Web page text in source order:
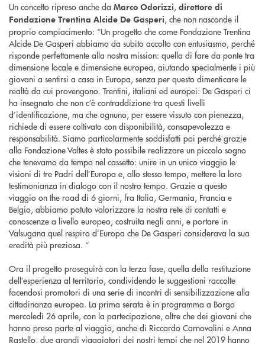
Un concetto ripreso anche da Marco Odorizzi, direttore di
Fondazione Trentina Alcide De Gasperi, che non nasconde il
proprio compiacimento: “Un progetto che come Fondazione Trentina
Alcide De Gasperi abbiamo da subito accolto con entusiasmo, perché
risponde perfettamente alla nostra mission: quella di fare da ponte tra
dimensione locale e dimensione europea, aiutando specialmente i più
giovani a sentirsi a casa in Europa, senza per questo dimenticare le
realtà da cui provengono. Trentini, italiani ed europei: De Gasperi ci
ha insegnato che non c’è contraddizione tra questi livelli
d’identificazione, ma che ognuno, per essere vissuto con pienezza,
richiede di essere coltivato con disponibilità, consapevolezza e
responsabilità. Siamo particolarmente soddisfatti poi perché grazie
alla Fondazione Valtes è stato possibile realizzare un piccolo sogno
che tenevamo da tempo nel cassetto: unire in un unico viaggio le
visioni di tre Padri dell’Europa e, allo stesso tempo, mettere la loro
testimonianza in dialogo con il nostro tempo. Grazie a questo
viaggio on the road di 6 giorni, fra Italia, Germania, Francia e
Belgio, abbiamo potuto valorizzare la nostra rete di contatti e
conoscenze a livello europeo, costruita negli anni, e portare in
Valsugana quel respiro d’Europa che De Gasperi considerava la sua
eredità più preziosa. “
Ora il progetto proseguirà con la terza fase, quella della restituzione
dell’esperienza al territorio, condividendo le suggestioni raccolte
facendosi promotori di una serie di incontri di sensibilizzazione alla
cittadinanza europea. La prima serata è in programma a Borgo
mercoledì 26 aprile, con la partecipazione, oltre che dei giovani che
hanno preso parte al viaggio, anche di Riccardo Carnovalini e Anna
Rastello, due grandi viaggiatori dei nostri tempi che nel 2019 hanno